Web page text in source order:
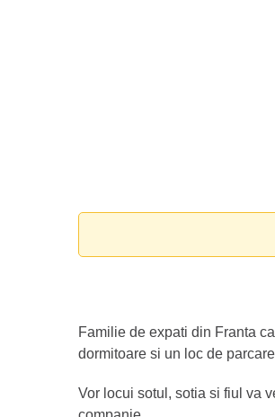
Familie de expati din Franta
dormitoare si un loc de
Vor locui sotul, sotia si fiul va